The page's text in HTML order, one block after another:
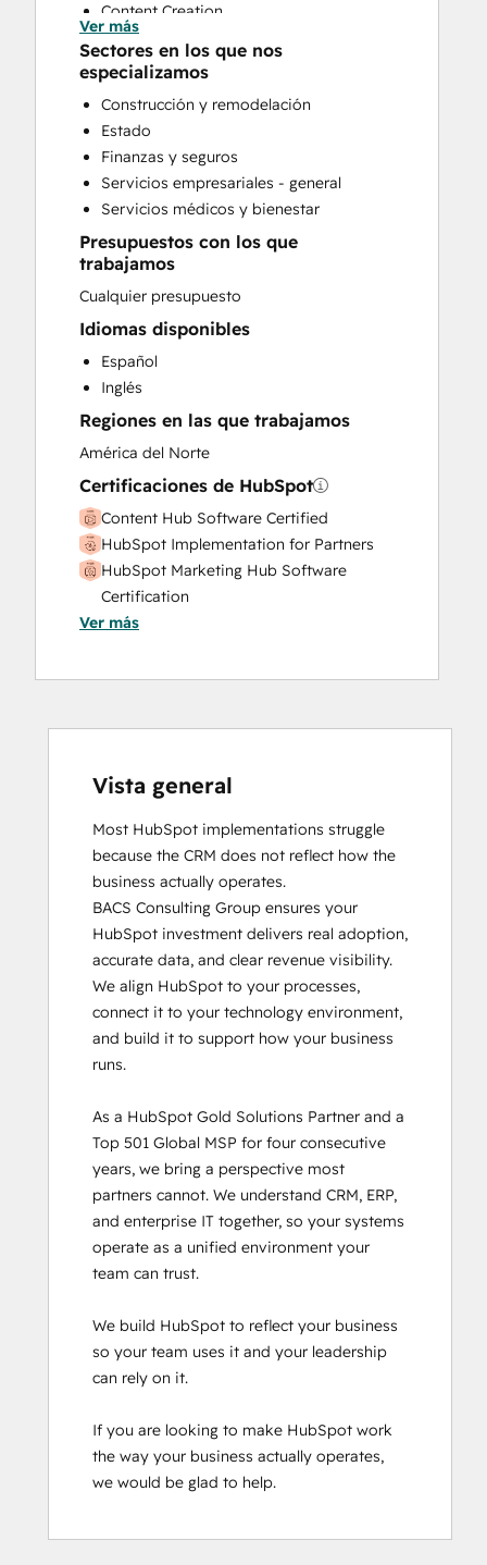
Content Creation
Conversational Marketing
CRM Implementation
CRM Migration
Custom API Integrations
Customer Marketing
Customer Success Training
Customer Support Training
Customer Survey and Analysis
Email Marketing
Full Inbound Marketing Services
Help Desk Implementation
HubSpot Onboarding
Knowledge Base Development
Paid Advertising
Programmable Automation
Public Relations
Sales and Marketing Alignment
Sales Coaching and Training
Sales Enablement
Search Engine Optimization
Social Media
Video Production
Website Design
Ver más
Sectores en los que nos
especializamos
Construcción y remodelación
Estado
Finanzas y seguros
Servicios empresariales - general
Servicios médicos y bienestar
Presupuestos con los que
trabajamos
Cualquier presupuesto
Idiomas disponibles
Español
Inglés
Regiones en las que trabajamos
América del Norte
Certificaciones de HubSpot
Content Hub Software Certified
HubSpot Implementation for Partners
HubSpot Marketing Hub Software
Certification
HubSpot Sales Hub Software
HubSpot Solutions Partner
Ver más
Vista general
Most HubSpot implementations struggle
because the CRM does not reflect how the
business actually operates.
BACS Consulting Group ensures your
HubSpot investment delivers real adoption,
accurate data, and clear revenue visibility.
We align HubSpot to your processes,
connect it to your technology environment,
and build it to support how your business
runs.
As a HubSpot Gold Solutions Partner and a
Top 501 Global MSP for four consecutive
years, we bring a perspective most
partners cannot. We understand CRM, ERP,
and enterprise IT together, so your systems
operate as a unified environment your
team can trust.
We build HubSpot to reflect your business
so your team uses it and your leadership
can rely on it.
If you are looking to make HubSpot work
the way your business actually operates,
we would be glad to help.